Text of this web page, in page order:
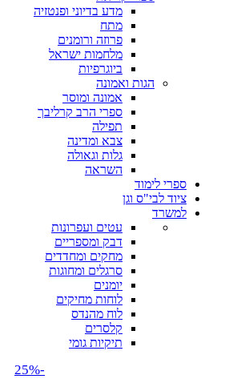
מדע בדיוני ופנטזיה
מתח
פרוזה ורומנים
מלחמות ישראל
ביוגרפיות
הגות ואמונה
אמונה ומוסר
ספרי הרב קרליבך
תפילה
צבא ומדינה
גלות וגאולה
השראה
ספרי לימוד
ציוד לבי"ס וגן
למשרד
עטים ועפרונות
דבק ומספריים
מחקים ומחדדים
סרגלים ומחוגות
יומנים
לוחות מחיקים
לוח מהנדס
קלסרים
תיקיות גומי
-25%